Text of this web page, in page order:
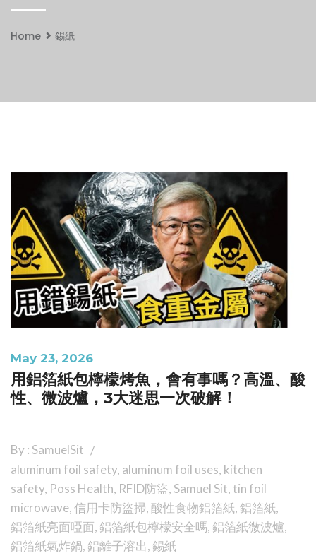
Home 錫紙
May 23, 2026
用鋁箔紙包檸檬烤魚，會有事嗎？高溫、酸
性、微波爐，3大迷思一次破解！
By : SamuelSit
aluminum foil safety, aluminum foil uses, kitchen
safety, Poss Health, RFID防盜, Samuel Sit, tin foil
microwave,信用卡防盜掃,酸性食物鋁箔紙,鋁箔紙,
鋁箔紙亮面啞面,鋁箔紙包檸檬安全嗎,鋁箔紙微波爐,
鋁箔紙氣炸鍋,鋁離子溶出,錫紙